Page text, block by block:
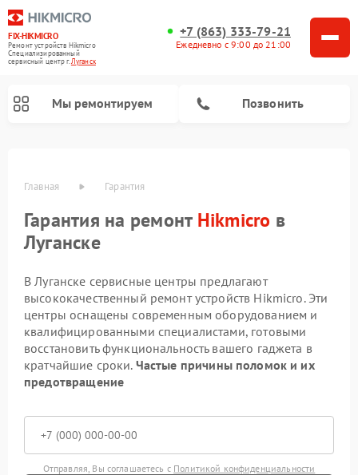
FIX-HIKMICRO
Ремонт устройств Hikmicro
Специализированный
cервисный центр г.Луганск
+7 (863) 333-79-21
Ежедневно с 9:00 до 21:00
Мы ремонтируем Позвонить
Главная Гарантия
Гарантия на ремонт Hikmicro в
Луганске
В Луганске сервисные центры предлагают
высококачественный ремонт устройств Hikmicro. Эти
центры оснащены современным оборудованием и
квалифицированными специалистами, готовыми
восстановить функциональность вашего гаджета в
кратчайшие сроки. Частые причины поломок и их
предотвращение
Отправляя, Вы соглашаетесь с Политикой конфиденциальности